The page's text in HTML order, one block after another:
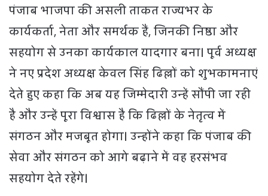
पंजाब भाजपा की असली ताकत राज्यभर के
कार्यकर्ता, नेता और समर्थक हैं, जिनकी निष्ठा और
सहयोग से उनका कार्यकाल यादगार बना। पूर्व अध्यक्ष
ने नए प्रदेश अध्यक्ष केवल सिंह ढिल्लों को शुभकामनाएं
देते हुए कहा कि अब यह जिम्मेदारी उन्हें सौंपी जा रही
है और उन्हें पूरा विश्वास है कि ढिल्लों के नेतृत्व में
संगठन और मजबूत होगा। उन्होंने कहा कि पंजाब की
सेवा और संगठन को आगे बढ़ाने में वह हरसंभव
सहयोग देते रहेंगे।